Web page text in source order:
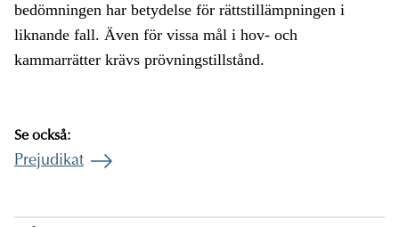
bedömningen har betydelse för rättstillämpningen i
liknande fall. Även för vissa mål i hov- och
kammarrätter krävs prövningstillstånd.
Se också:
Prejudikat